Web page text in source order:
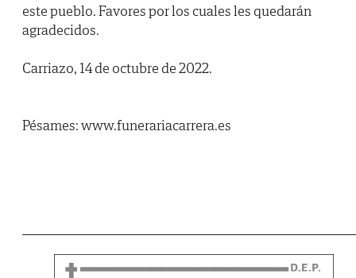
este pueblo. Favores por los cuales les quedarán
agradecidos.
Carriazo, 14 de octubre de 2022.
Pésames: www.funerariacarrera.es